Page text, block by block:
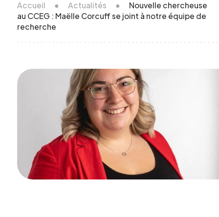
Accueil ● Actualités ●
Nouvelle chercheuse
au CCEG : Maëlle Corcuff se joint à notre équipe de
recherche